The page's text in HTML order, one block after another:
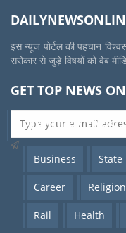
इस न्यूज पोर्टल की पहचान
सरोकार से जुड़े विषयों को वेब
GET TOP NEWS
POPULAR TAGS
Business State
Career Religion
Rail Health